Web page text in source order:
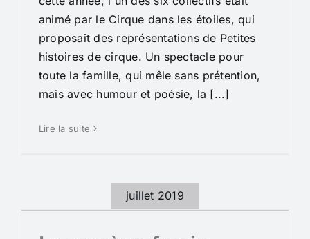
animé par le Cirque dans les étoiles, qui
proposait des représentations de Petites
histoires de cirque. Un spectacle pour
toute la famille, qui mêle sans prétention,
mais avec humour et poésie, la [...]
Lire la suite
juillet 2019